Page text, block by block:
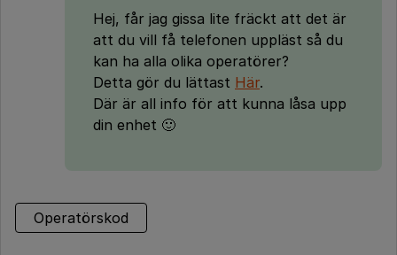
Hej, får jag gissa lite fräckt att det är
att du vill få telefonen uppläst så du
kan ha alla olika operatörer?
Detta gör du lättast Här.
Där är all info för att kunna låsa upp
din enhet 🙂
Operatörskod